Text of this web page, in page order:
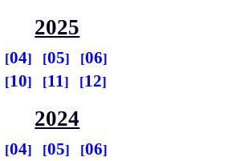
2025
04 05
06
10 11 12
2024
04 05
06